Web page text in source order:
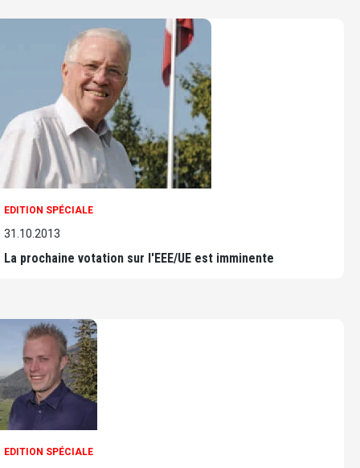
EDITION SPÉCIALE
31.10.2013
La prochaine votation sur l'EEE/UE est imminente
EDITION SPÉCIALE